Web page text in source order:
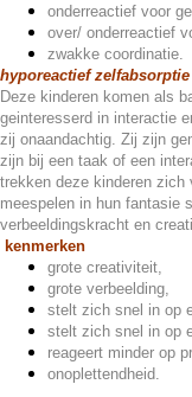
onderreactief voor
over/ onderreactief
zwakke coordinatie.
hyporeactief
Deze kinderen komen als
geinteresserd in interactie
zij onaandachtig. Zij zijn
zijn bij een taak of een
trekken deze kinderen zich
meespelen in hun fantasie
verbeeldingskracht en
kenmerken
grote creativiteit,
grote verbeelding,
stelt zich snel in op
stelt zich snel in op
reageert minder op
onoplettendheid.